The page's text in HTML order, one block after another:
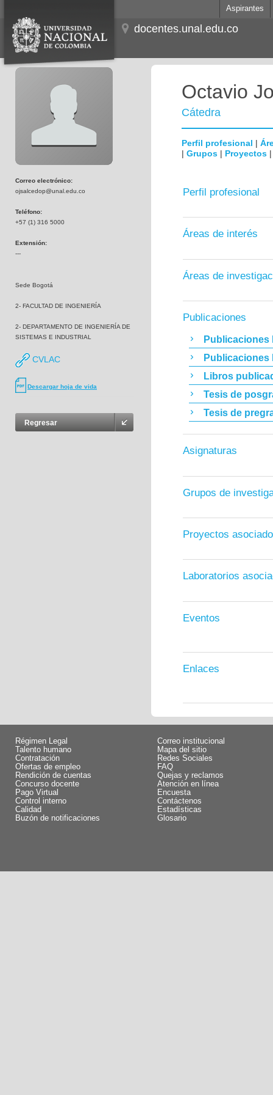
Aspirantes
docentes.unal.edu.co
Correo electrónico:
ojsalcedop@unal.edu.co
Teléfono:
+57 (1) 316 5000
Extensión:
---
Sede Bogotá
2- FACULTAD DE INGENIERÍA
2- DEPARTAMENTO DE INGENIERÍA DE
SISTEMAS E INDUSTRIAL
CVLAC
Descargar hoja de vida
Regresar
Octavio
Cátedra
Perfil profesional |
| Grupos | Proyectos
Perfil profesional
Áreas de interés
Áreas de
Publicaciones
Publicaciones
Publicaciones
Libros
Tesis de
Tesis de
Asignaturas
Grupos de
Proyectos
Laboratorios
Eventos
Enlaces
Régimen Legal
Talento humano
Contratación
Ofertas de empleo
Rendición de cuentas
Concurso docente
Pago Virtual
Control interno
Calidad
Buzón de notificaciones
Correo institucional
Mapa del sitio
Redes Sociales
FAQ
Quejas y reclamos
Atención en línea
Encuesta
Contáctenos
Estadísticas
Glosario